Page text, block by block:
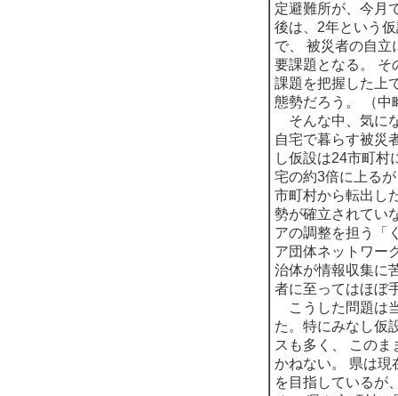
定避難所が、今月
後は、2年という
で、 被災者の自立
要課題となる。 そ
課題を把握した上
態勢だろう。 （中
そんな中、気に
自宅で暮らす被災
し仮設は24市町村
宅の約3倍に上る
市町村から転出し
勢が確立されてい
アの調整を担う「
ア団体ネットワー
治体が情報収集に
者に至ってはほぼ
こうした問題は
た。特にみなし仮
スも多く、 このま
かねない。 県は現
を目指しているが